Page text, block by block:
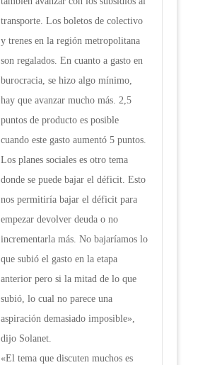
transporte. Los boletos de colectivo
y trenes en la región metropolitana
son regalados. En cuanto a gasto en
burocracia, se hizo algo mínimo,
hay que avanzar mucho más. 2,5
puntos de producto es posible
cuando este gasto aumentó 5 puntos.
Los planes sociales es otro tema
donde se puede bajar el déficit. Esto
nos permitiría bajar el déficit para
empezar devolver deuda o no
incrementarla más. No bajaríamos lo
que subió el gasto en la etapa
anterior pero si la mitad de lo que
subió, lo cual no parece una
aspiración demasiado imposible»,
dijo Solanet.
«El tema que discuten muchos es